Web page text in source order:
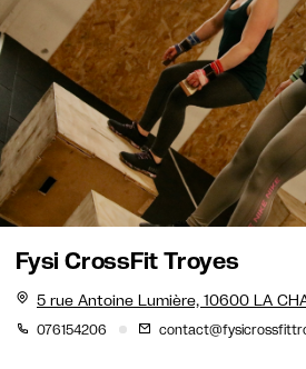
Fysi CrossFit Troyes
5 rue Antoine Lumière, 10600 LA
076154206